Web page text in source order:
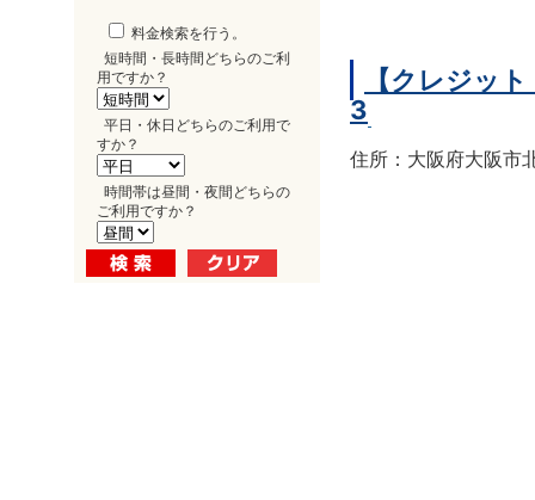
料金検索を行う。
短時間・長時間どちらのご利
用ですか？
平日・休日どちらのご利用で
すか？
時間帯は昼間・夜間どちらの
ご利用ですか？
【クレジッ
3
住所：大阪府大阪市